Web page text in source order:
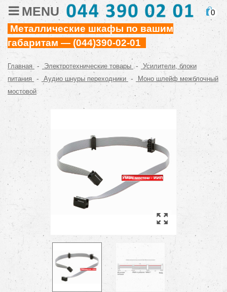
MENU 0
Металлические шкафы по вашим
габаритам — (044)390-02-01
Главная - Электротехнические товары -
Усилители, блоки
питания - Аудио шнуры переходники -
Моно шлейф межблочный
мостовой